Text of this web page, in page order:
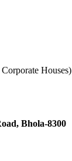
Houses)
Bhola-8300